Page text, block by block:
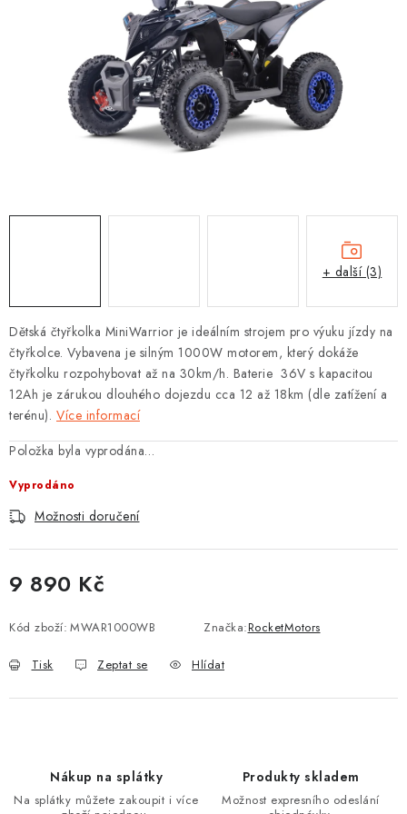
NÁPLNĚ A KAPALINY
NÁHRADNÍ DÍLY
Reklamace a vrácení zboží
Dětská čtyřkolka MiniWarrior je ideálním strojem pro výuku jízdy na
čtyřkolce. Vybavena je silným 1000W motorem, který dokáže
čtyřkolku rozpohybovat až na 30km/h. Baterie 36V s kapacitou
12Ah je zárukou dlouhého dojezdu cca 12 až 18km (dle zatížení a
terénu). Více informací
Položka byla vyprodána…
Vyprodáno
Možnosti doručení
9 890 Kč
Kód zboží: MWAR1000WB Značka:RocketMotors
Tisk Zeptat se Hlídat
+ další (3)
Nákup na splátky
Na splátky můžete zakoupit i více
Produkty skladem
Možnost expresního odeslání